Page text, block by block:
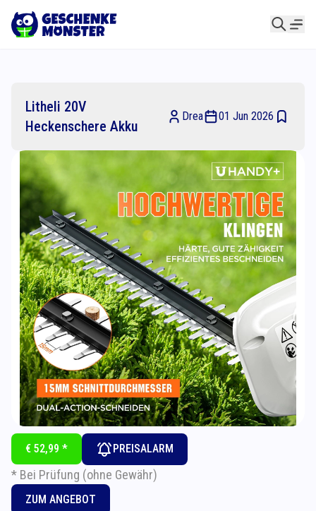
Litheli 20V
Heckenschere Akku
Drea 01 Jun 2026
€ 52,99 * PREISALARM
* Bei Prüfung (ohne Gewähr)
ZUM ANGEBOT